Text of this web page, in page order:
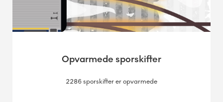
Opvarmede sporskifter
2286 sporskifter er opvarmede